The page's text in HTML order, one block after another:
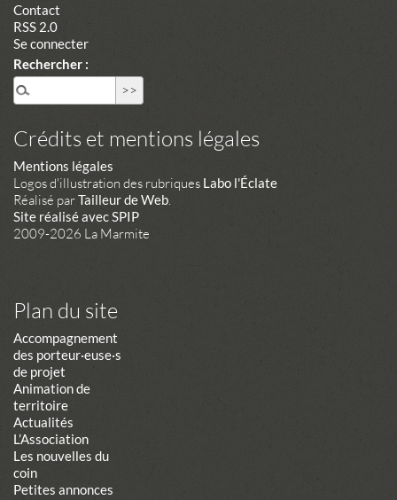
Contact
RSS 2.0
Se connecter
Rechercher :
Crédits et mentions légales
Mentions légales
Logos d'illustration des rubriques Labo l'Éclate
Réalisé parTailleur de Web.
Site réalisé avec SPIP
2009-2026 La Marmite
Plan du site
Accompagnement
des porteur·euse·s
de projet
Animation de
territoire
Actualités
L’Association
Les nouvelles du
coin
Petites annonces